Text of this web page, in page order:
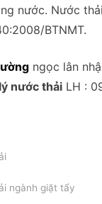
nước. Nước
BTNMT.
ngọc lân
nước thải LH :
ngành giặt tẩy